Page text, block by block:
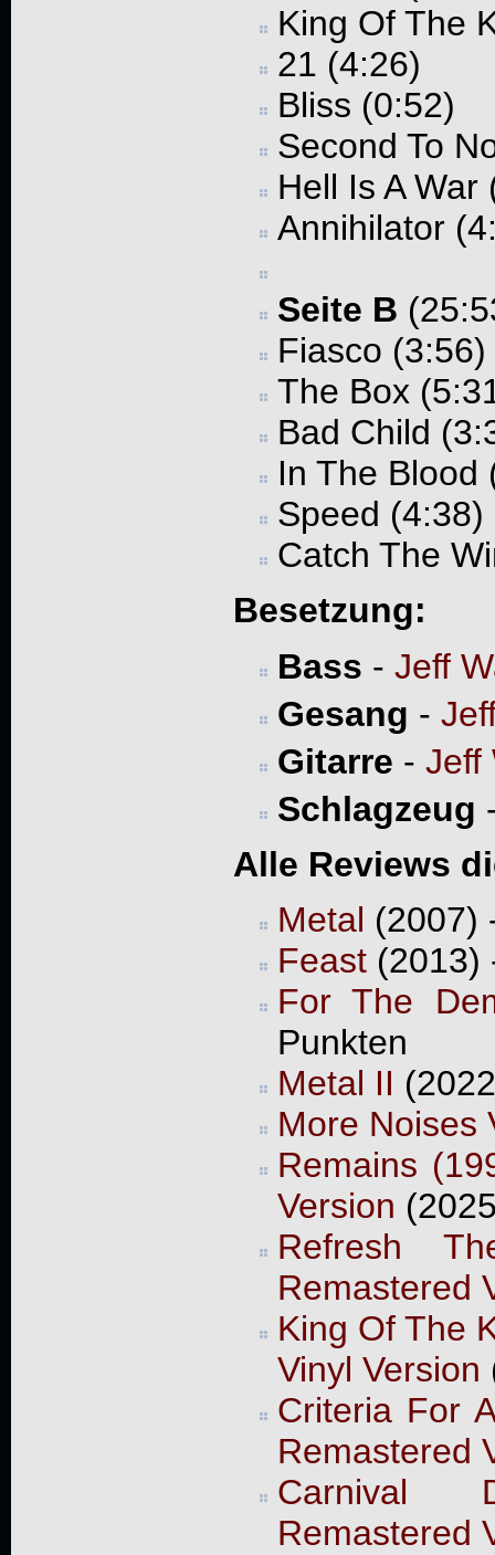
King Of The
21 (4:26)
Bliss (0:52)
Second To
Hell Is A War
Annihilator
Seite B
Fiasco (3:56)
The Box
Bad Child
In The Blood
Speed (4:38)
Catch The
Besetzung:
Bass - Jeff
Gesang -
Gitarre - Jeff
Schlagzeug
Alle Reviews
Metal (2007)
Feast(2013)
For The
Punkten
Metal II
More Noises
Remains
Version
Refresh
Remastered
King Of The
Vinyl Version
Criteria For
Remastered
Carnival
Remastered